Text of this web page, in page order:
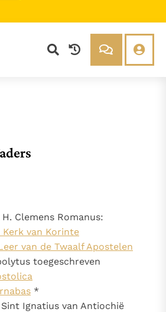
Kerk
honger vervuld
van Gods koninkrijk te
stilletjes door liefde, niet door
verschijnselen en de
Clemens Romanus:
Kerk van Korinte
van de Twaalf Apostelen
toegeschreven
*
Sint Ignatius van Antiochië